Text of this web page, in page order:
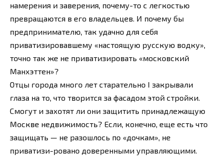
намерения и заверения, почему-то с легкостью
превращаются в его владельцев. И почему бы
предпринимателю, так удачно для себя
приватизировавшему «настоящую русскую водку»,
точно так же не приватизировать «московский
Манхэттен»?
Отцы города много лет старательно I закрывали
глаза на то, что творится за фасадом этой стройки.
Смогут и захотят ли они защитить принадлежащую
Москве недвижимость? Если, конечно, еще есть что
защищать — не разошлось по «дочкам», не
приватизи-ровано доверенными управляющими.